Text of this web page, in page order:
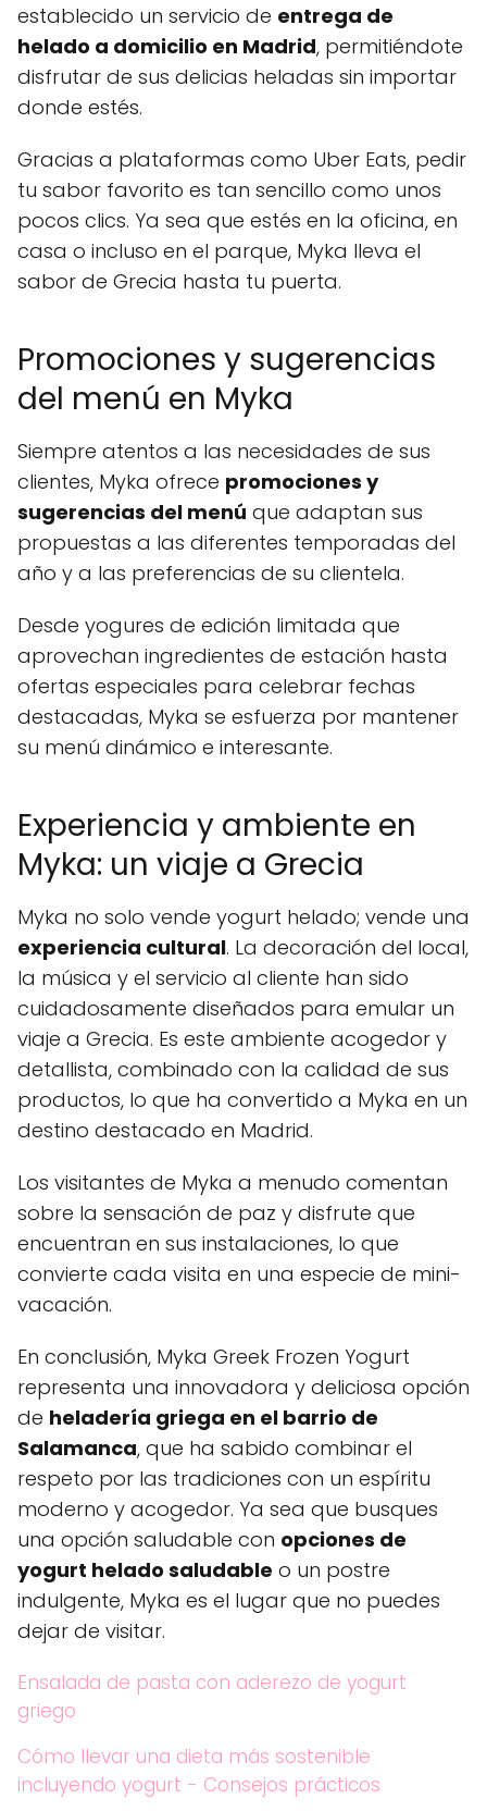
establecido un servicio de entrega de
helado a domicilio en Madrid, permitiéndote
disfrutar de sus delicias heladas sin importar
donde estés.
Gracias a plataformas como Uber Eats, pedir
tu sabor favorito es tan sencillo como unos
pocos clics. Ya sea que estés en la oficina, en
casa o incluso en el parque, Myka lleva el
sabor de Grecia hasta tu puerta.
Promociones y sugerencias
del menú en Myka
Siempre atentos a las necesidades de sus
clientes, Myka ofrece promociones y
sugerencias del menú que adaptan sus
propuestas a las diferentes temporadas del
año y a las preferencias de su clientela.
Desde yogures de edición limitada que
aprovechan ingredientes de estación hasta
ofertas especiales para celebrar fechas
destacadas, Myka se esfuerza por mantener
su menú dinámico e interesante.
Experiencia y ambiente en
Myka: un viaje a Grecia
Myka no solo vende yogurt helado; vende una
experiencia cultural. La decoración del local,
la música y el servicio al cliente han sido
cuidadosamente diseñados para emular un
viaje a Grecia. Es este ambiente acogedor y
detallista, combinado con la calidad de sus
productos, lo que ha convertido a Myka en un
destino destacado en Madrid.
Los visitantes de Myka a menudo comentan
sobre la sensación de paz y disfrute que
encuentran en sus instalaciones, lo que
convierte cada visita en una especie de mini-
vacación.
En conclusión, Myka Greek Frozen Yogurt
representa una innovadora y deliciosa opción
de heladería griega en el barrio de
Salamanca, que ha sabido combinar el
respeto por las tradiciones con un espíritu
moderno y acogedor. Ya sea que busques
una opción saludable con opciones de
yogurt helado saludable o un postre
indulgente, Myka es el lugar que no puedes
dejar de visitar.
Ensalada de pasta con aderezo de yogurt
griego
Cómo llevar una dieta más sostenible
incluyendo yogurt - Consejos prácticos